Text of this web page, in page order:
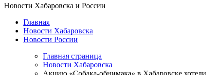
Новости Хабаровска и России
Главная
Новости Хабаровска
Новости России
Главная страница
Новости Хабаровска
Акцию «Собака-обнимака» в Хабаровске хотели